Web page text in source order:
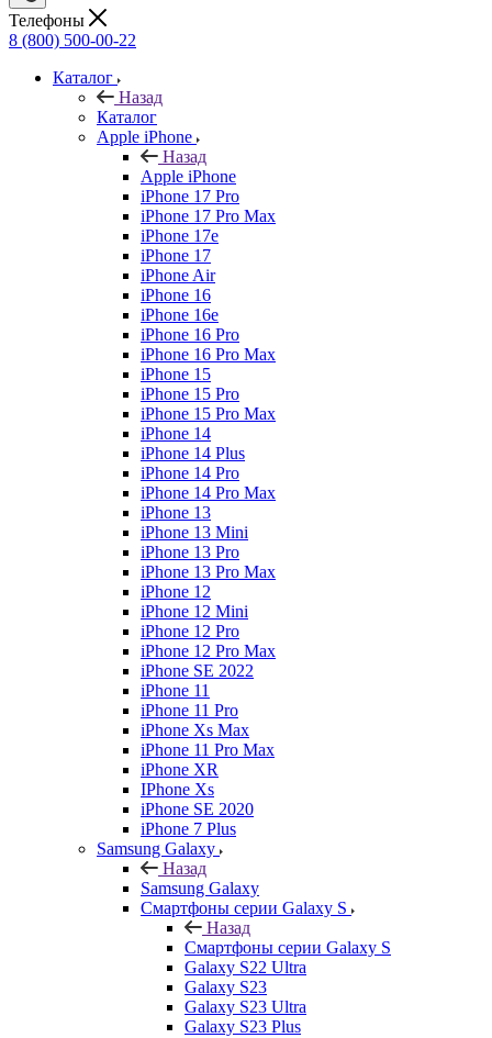
Телефоны
8 (800) 500-00-22
Каталог
Назад
Каталог
Apple iPhone
Назад
Apple iPhone
iPhone 17 Pro
iPhone 17 Pro Max
iPhone 17e
iPhone 17
iPhone Air
iPhone 16
iPhone 16e
iPhone 16 Pro
iPhone 16 Pro Max
iPhone 15
iPhone 15 Pro
iPhone 15 Pro Max
iPhone 14
iPhone 14 Plus
iPhone 14 Pro
iPhone 14 Pro Max
iPhone 13
iPhone 13 Mini
iPhone 13 Pro
iPhone 13 Pro Max
iPhone 12
iPhone 12 Mini
iPhone 12 Pro
iPhone 12 Pro Max
iPhone SE 2022
iPhone 11
iPhone 11 Pro
iPhone Xs Max
iPhone 11 Pro Max
iPhone XR
IPhone Xs
iPhone SE 2020
iPhone 7 Plus
Samsung Galaxy
Назад
Samsung Galaxy
Смартфоны серии Galaxy S
Назад
Смартфоны серии Galaxy S
Galaxy S22 Ultra
Galaxy S23
Galaxy S23 Ultra
Galaxy S23 Plus